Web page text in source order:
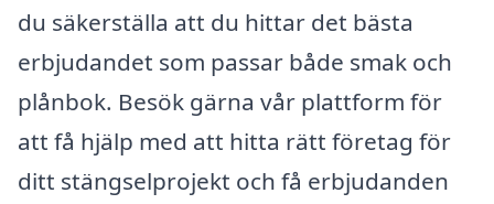
du säkerställa att du hittar det bästa
erbjudandet som passar både smak och
plånbok. Besök gärna vår plattform för
att få hjälp med att hitta rätt företag för
ditt stängselprojekt och få erbjudanden